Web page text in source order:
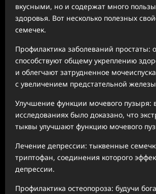
вкусными, но и содержат много
здоровья. Вот несколько полезных
семечек.
Профилактика заболеваний простаты:
способствуют общему укреплению
и облегчают затрудненное
с увеличением предстательной
Улучшение функции мочевого пузыря:
исследованиях было доказано, что
тыквы улучшают функцию мочевого
Лечение депрессии: тыквенные
триптофан, соединения которого
депрессии.
Профилактика остеопороза: будучи